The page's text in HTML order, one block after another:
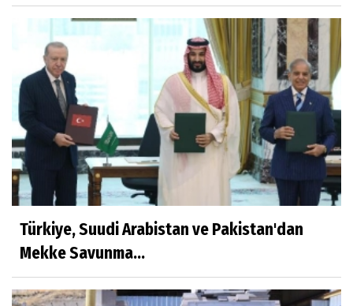
Türkiye, Suudi Arabistan ve Pakistan'dan
Mekke Savunma...